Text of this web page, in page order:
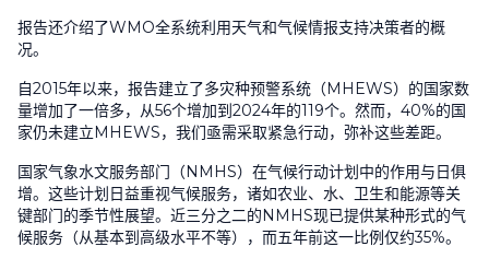
报告还介绍了WMO全系统利用天气和气候情报支持决策者的概
况。
自2015年以来，报告建立了多灾种预警系统（MHEWS）的国家数
量增加了一倍多，从56个增加到 2024年的119个。然而， 40%的国
家仍未建立 MHEWS，我们亟需采取紧急行动，弥补这些差距。
国家气象水文服务部门（NMHS）在气候行动计划中的作用与日俱
增。这些计划日益重视气候服务，诸如农业、水、卫生和能源等关
键部门的季节性展望。近三分之二的 NMHS现已提供某种形式的气
候服务（从基本到高级水平不等），而五年前这一比例仅约35%。